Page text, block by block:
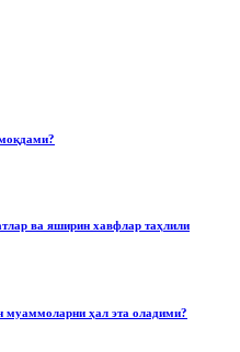
ва яширин хавфлар таҳлили
муаммоларни ҳал эта оладими?